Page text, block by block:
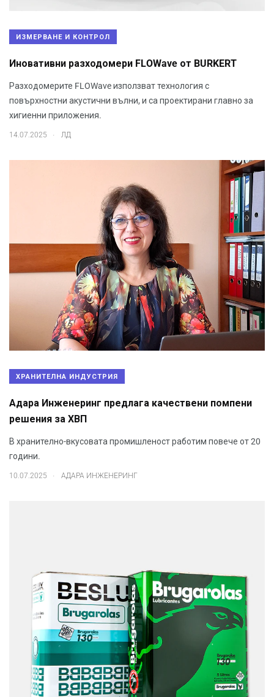
ИЗМЕРВАНЕ И КОНТРОЛ
Иновативни разходомери FLOWave от BURKERT
Разходомерите FLOWave използват технология с
повърхностни акустични вълни, и са проектирани главно за
хигиенни приложения.
14.07.2025 ЛД
ХРАНИТЕЛНА ИНДУСТРИЯ
Адара Инженеринг предлага качествени помпени
решения за ХВП
В хранително-вкусовата промишленост работим повече от 20
години.
10.07.2025 АДАРА ИНЖЕНЕРИНГ